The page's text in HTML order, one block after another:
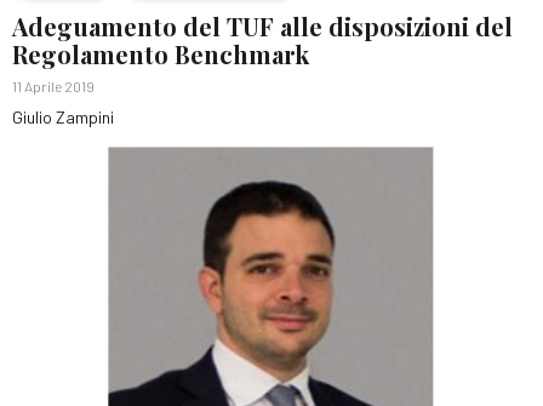
Adeguamento del TUF alle disposizioni del
Regolamento Benchmark
11 Aprile 2019
Giulio Zampini